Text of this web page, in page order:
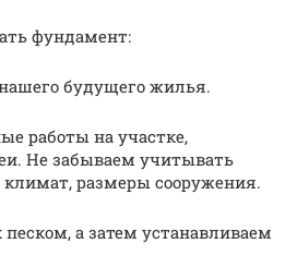
фундамент:
будущего жилья.
работы на участке,
Не забываем учитывать
климат, размеры сооружения.
а затем устанавливаем